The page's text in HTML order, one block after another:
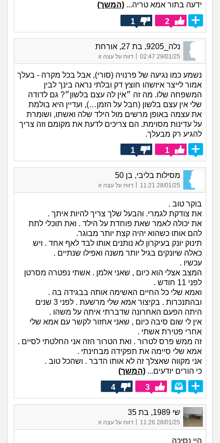
ידעה בתור אמא טריה... (המשך)
2
1
נלה_9205, בת 27, אורחת
29/01/25 02:47
| דווח על עצה זו
נשמע כמו נגיעה של פרנויה (סורי), אבל בכל מקרה - בעלך
אמור לייצר איזשהו חוצץ דק ובלתי נראה בינך לבין
המשפחה שלו. מה זה ״אין לה עצם בלשון״? גם לדודה
שלי אין עצם בלשון (חבל על הזמן…), ועדיין היא בולמת
את עצמה באופן מרשים מול הילד שלה ואשתו, ושומרת
על עדינות מסוימת. הם צריכים לדעת את מקומם וזה צריך
להגיע רק מבעלך.
1
1
מסילות בליבי, בן 50
28/01/25 11:21
| דווח על עצה זו
בוקר טוב .
את צודקת לגמרי. והבעל שלך צריך להיות איתך .
את יכולה לאמר שאת פוחדת על הילד . ואת תוכלי לתת
להם אותו כשהוא יהיה קצת יותר מבוגר.
תינוק יונק בעיקרון לא נותנים אותו לבד לאף אחד . ויש
כאלה שיונקים בגיל יותר משנה ואפילו שנתיים .
עכשיו .
המצב אצלי הוא כיום , שאני אלמן . אשתי נפטרה מסרטן
לפני 11 חודש .
ואמא שלי כל החיים האשימה אותה בבגידה בה .
ובהתנכרות . בקיצור אמא שלי מרשעת . לפני 3 שנים
היתה הפעם האחרונה שדברתי איתה על משהו .
אין לי שום סיבה כיום , שאני אחזור לקשר עם אמא שלי
אחרי פטירת אשתי .
זה ממש פרס לטרור . ואת הטרור הזה אני החלטתי לסיים .
אמא שלי סיימה את תפקידה מבחינתי .
אני מקווה שאצלך זה לא אותו הדבר . ושהכל טוב .
כי הורים יודעים... (המשך)
3
4
שי 1989, בת 35
28/01/25 11:26 דווח על עצה זו
היי נסיכה